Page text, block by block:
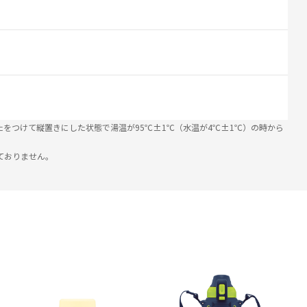
をつけて縦置きにした状態で湯温が95℃±1℃（水温が4℃±1℃）の時から
りません。